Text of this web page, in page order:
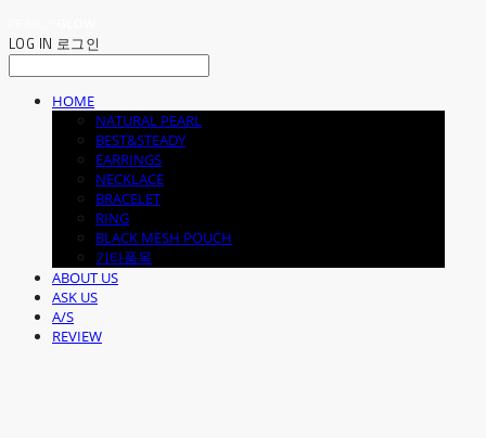
LOG IN 로그인
HOME
NATURAL PEARL
BEST&STEADY
EARRINGS
NECKLACE
BRACELET
RING
BLACK MESH POUCH
기타품목
ABOUT US
ASK US
A/S
REVIEW